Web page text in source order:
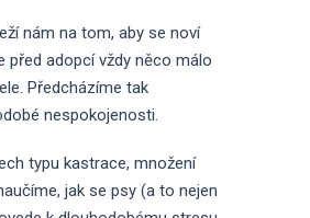
nám na tom, aby se noví
před adopcí vždy něco málo
Předcházíme tak
nespokojenosti.
typu kastrace, množení
jak se psy (a to nejen